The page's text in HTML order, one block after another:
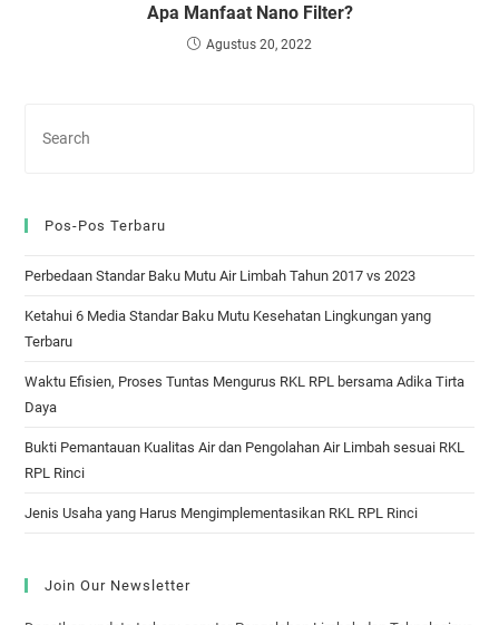
Apa Manfaat Nano Filter?
Agustus 20, 2022
Pos-Pos Terbaru
Perbedaan Standar Baku Mutu Air Limbah Tahun 2017 vs 2023
Ketahui 6 Media Standar Baku Mutu Kesehatan Lingkungan yang
Terbaru
Waktu Efisien, Proses Tuntas Mengurus RKL RPL bersama Adika Tirta
Daya
Bukti Pemantauan Kualitas Air dan Pengolahan Air Limbah sesuai RKL
RPL Rinci
Jenis Usaha yang Harus Mengimplementasikan RKL RPL Rinci
Join Our Newsletter